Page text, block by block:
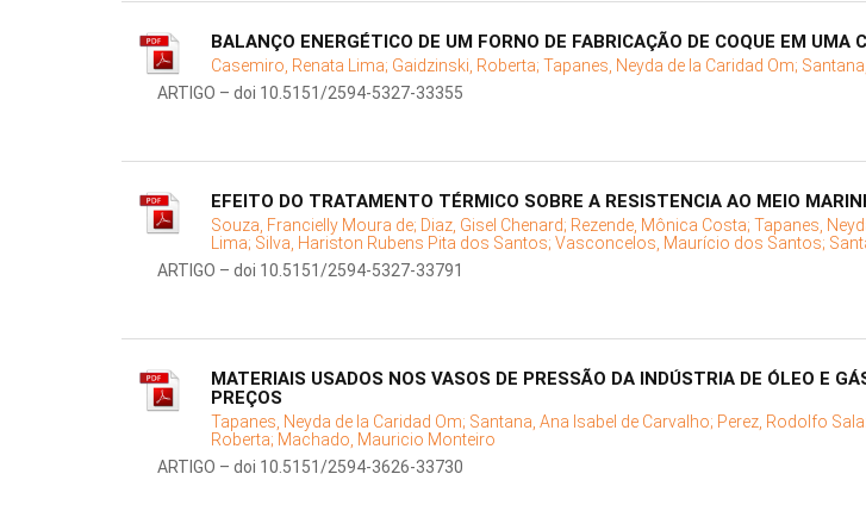
BALANÇO ENERGÉTICO DE UM FORNO DE FABRICAÇÃO DE COQUE EM UMA
Casemiro, Renata Lima; Gaidzinski, Roberta; Tapanes, Neyda de la Caridad Om;
ARTIGO – doi 10.5151/2594-5327-33355
EFEITO DO TRATAMENTO TÉRMICO SOBRE A RESISTENCIA AO MEIO
Souza, Francielly Moura de; Diaz, Gisel Chenard; Rezende, Mônica Costa; Tapanes,
Lima; Silva, Hariston Rubens Pita dos Santos; Vasconcelos, Maurício dos Santos;
ARTIGO – doi 10.5151/2594-5327-33791
MATERIAIS USADOS NOS VASOS DE PRESSÃO DA INDÚSTRIA DE ÓLEO E
PREÇOS
Tapanes, Neyda de la Caridad Om; Santana, Ana Isabel de Carvalho; Perez, Rodolfo
Roberta; Machado, Mauricio Monteiro
ARTIGO – doi 10.5151/2594-3626-33730